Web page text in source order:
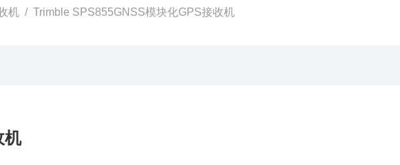
机 / Trimble SPS855GNSS模块化GPS接收机
机